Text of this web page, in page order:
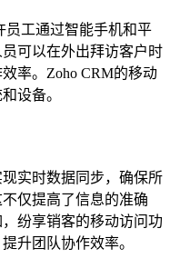
员工通过智能手机和平
可以在外出拜访客户时
率。Zoho CRM的移动
设备。
实时数据同步，确保所
仅提高了信息的准确
纷享销客的移动访问功
升团队协作效率。